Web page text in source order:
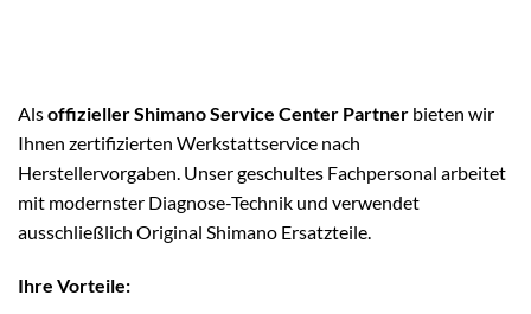
Alsoffizieller Shimano Service Center Partner bieten wir
Ihnen zertifizierten Werkstattservice nach
Herstellervorgaben. Unser geschultes Fachpersonal arbeitet
mit modernster Diagnose-Technik und verwendet
ausschließlich Original Shimano Ersatzteile.
Ihre Vorteile: